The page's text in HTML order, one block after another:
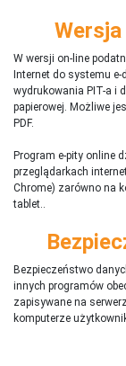
W wersji on-line
Internet do systemu
wydrukowania PIT-a i
papierowej. Możliwe
PDF.
Program e-pity online
przeglądarkach
Chrome) zarówno na
tablet..
Bezpieczeństwo
innych programów
zapisywane na
komputerze